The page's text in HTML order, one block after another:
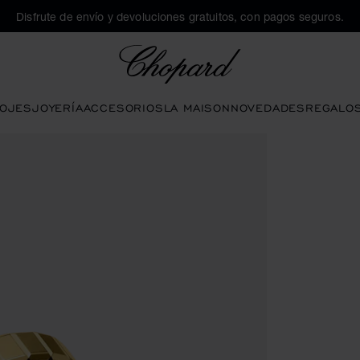
Disfrute de envío y devoluciones gratuitos, con pagos seguros.
JOYERÍAACCESORIOSLA MAISONNOVEDADES